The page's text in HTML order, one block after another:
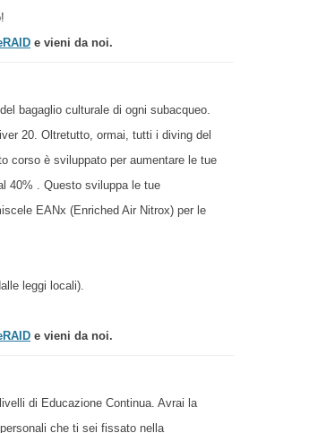
e vieni da noi.
bagaglio culturale di ogni subacqueo.
20. Oltretutto, ormai, tutti i diving del
corso è sviluppato per aumentare le tue
40% . Questo sviluppa le tue
EANx (Enriched Air Nitrox) per le
leggi locali).
e vieni da noi.
di Educazione Continua. Avrai la
che ti sei fissato nella